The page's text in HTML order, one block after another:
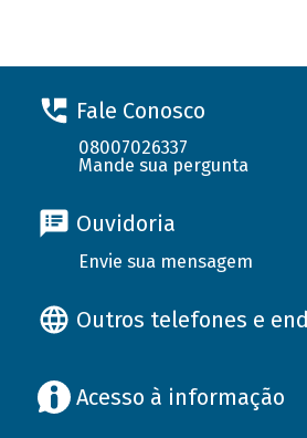
Fale Conosco
08007026337
Mande sua pergunta
Ouvidoria
Envie sua mensagem
Outros telefones e
Acesso à informação